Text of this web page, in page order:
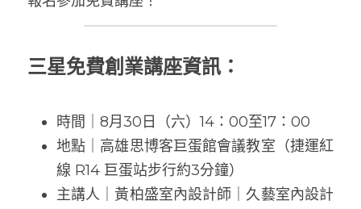
三星免費創業講座資訊：
時間｜8月30日（六）14：00至17：00
地點｜高雄思博客巨蛋館會議教室（捷運紅
線 R14 巨蛋站步行約3分鐘）
主講人｜黃柏盛室內設計師｜久藝室內設計